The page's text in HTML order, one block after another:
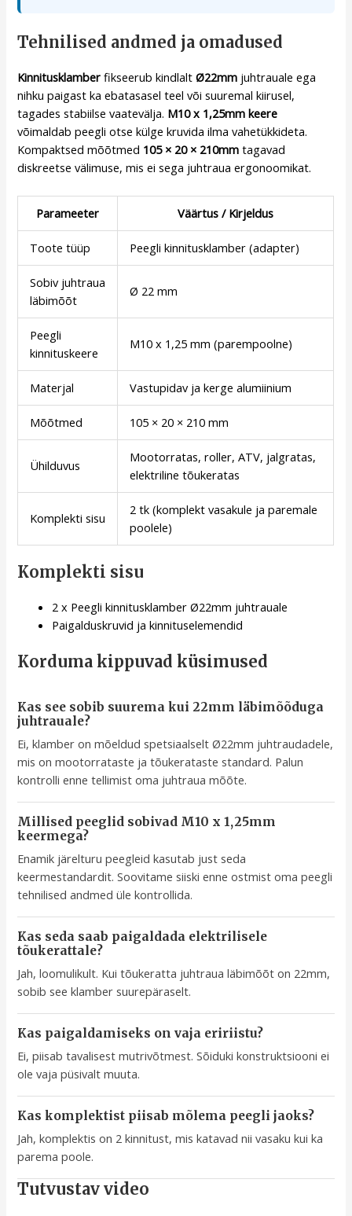
Tehnilised andmed ja omadused
Kinnitusklamber fikseerub kindlaltØ22mm juhtrauale ega
nihku paigast ka ebatasasel teel või suuremal kiirusel,
tagades stabiilse vaatevälja. M10 x 1,25mm keere
võimaldab peegli otse külge kruvida ilma vahetükkideta.
Kompaktsed mõõtmed 105 × 20 × 210mm tagavad
diskreetse välimuse, mis ei sega juhtraua ergonoomikat.
Parameeter Väärtus / Kirjeldus
Toote tüüp Peegli kinnitusklamber (adapter)
Sobiv juhtraua
läbimõõt
Ø 22 mm
Peegli
kinnituskeere
M10 x 1,25 mm (parempoolne)
Materjal Vastupidav ja kerge alumiinium
Mõõtmed 105 × 20 × 210 mm
Ühilduvus
Mootorratas, roller, ATV, jalgratas,
elektriline tõukeratas
Komplekti sisu
2 tk (komplekt vasakule ja paremale
poolele)
Komplekti sisu
2 x Peegli kinnitusklamber Ø22mm juhtrauale
Paigalduskruvid ja kinnituselemendid
Korduma kippuvad küsimused
Kas see sobib suurema kui 22mm läbimõõduga
juhtrauale?
Ei, klamber on mõeldud spetsiaalselt Ø22mm juhtraudadele,
mis on mootorrataste ja tõukerataste standard. Palun
kontrolli enne tellimist oma juhtraua mõõte.
Millised peeglid sobivad M10 x 1,25mm
keermega?
Enamik järelturu peegleid kasutab just seda
keermestandardit. Soovitame siiski enne ostmist oma peegli
tehnilised andmed üle kontrollida.
Kas seda saab paigaldada elektrilisele
tõukerattale?
Jah, loomulikult. Kui tõukeratta juhtraua läbimõõt on 22mm,
sobib see klamber suurepäraselt.
Kas paigaldamiseks on vaja eririistu?
Ei, piisab tavalisest mutrivõtmest. Sõiduki konstruktsiooni ei
ole vaja püsivalt muuta.
Kas komplektist piisab mõlema peegli jaoks?
Jah, komplektis on 2 kinnitust, mis katavad nii vasaku kui ka
parema poole.
Tutvustav video